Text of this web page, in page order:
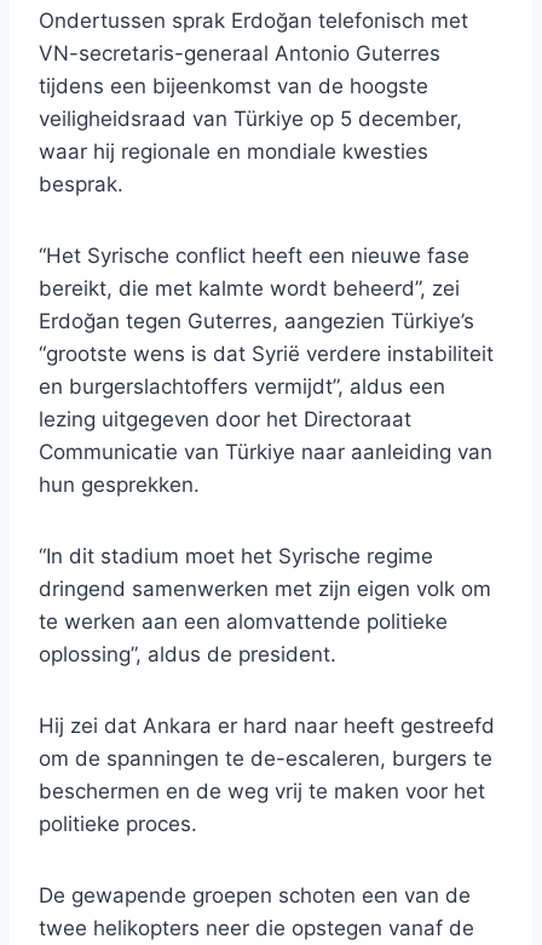
Ondertussen sprak Erdoğan telefonisch met
VN-secretaris-generaal Antonio Guterres
tijdens een bijeenkomst van de hoogste
veiligheidsraad van Türkiye op 5 december,
waar hij regionale en mondiale kwesties
besprak.
“Het Syrische conflict heeft een nieuwe fase
bereikt, die met kalmte wordt beheerd”, zei
Erdoğan tegen Guterres, aangezien Türkiye’s
“grootste wens is dat Syrië verdere instabiliteit
en burgerslachtoffers vermijdt”, aldus een
lezing uitgegeven door het Directoraat
Communicatie van Türkiye naar aanleiding van
hun gesprekken.
“In dit stadium moet het Syrische regime
dringend samenwerken met zijn eigen volk om
te werken aan een alomvattende politieke
oplossing”, aldus de president.
Hij zei dat Ankara er hard naar heeft gestreefd
om de spanningen te de-escaleren, burgers te
beschermen en de weg vrij te maken voor het
politieke proces.
De gewapende groepen schoten een van de
twee helikopters neer die opstegen vanaf de